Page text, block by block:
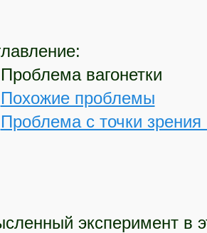
вагонетки
Похожие проблемы
Проблема с точки зрения
эксперимент в